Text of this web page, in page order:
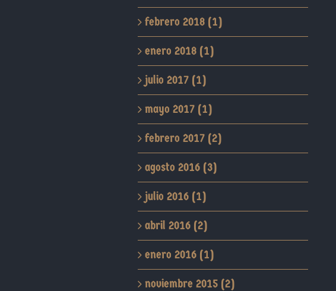
febrero 2018 (1)
enero 2018 (1)
julio 2017 (1)
mayo 2017 (1)
febrero 2017 (2)
agosto 2016 (3)
julio 2016 (1)
abril 2016 (2)
enero 2016 (1)
noviembre 2015 (2)